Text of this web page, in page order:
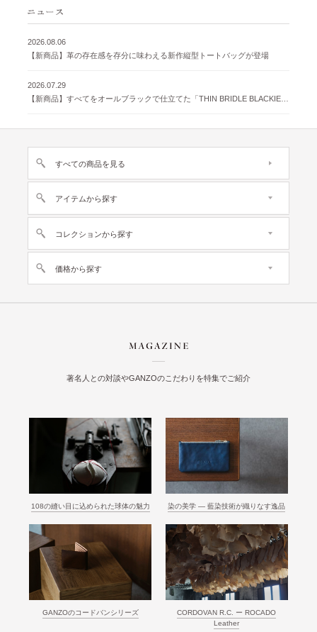
2026.08.06
【新商品】革の存在感を存分に味わえる新作縦型トートバッグが登場
2026.07.29
すべての商品を見る
アイテムから探す
コレクションから探す
価格から探す
著名人との対談やGANZOのこだわりを特集でご紹介
108の縫い目に込められた球体の魅力 染の美学 ― 藍染技術が織りなす逸品
GANZOのコードバンシリーズ
CORDOVAN R.C. ー ROCADO
Leather